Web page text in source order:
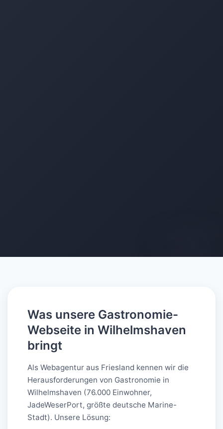
Was unsere Gastronomie-
Webseite in Wilhelmshaven
bringt
Als Webagentur aus Friesland kennen wir die
Herausforderungen von Gastronomie in
Wilhelmshaven (76.000 Einwohner,
JadeWeserPort, größte deutsche Marine-
Stadt). Unsere Lösung: